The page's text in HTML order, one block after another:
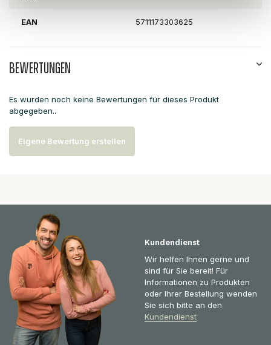
EAN 5711173303625
Bewertungen
Es wurden noch keine Bewertungen für dieses Produkt
abgegeben..
Eigene Bewertung erstellen
Kundendienst
Wir helfen Ihnen gerne und
sind für Sie bereit! Für
Informationen zu Produkten
oder Ihrer Bestellung wenden
Sie sich bitte an den
Kundendienst